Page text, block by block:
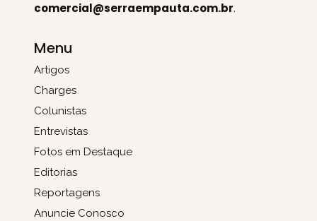
comercial@serraempauta.com.br.
Menu
Artigos
Charges
Colunistas
Entrevistas
Fotos em Destaque
Editorias
Reportagens
Anuncie Conosco